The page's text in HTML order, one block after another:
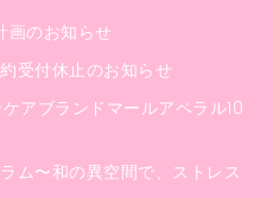
のお知らせ
受付休止のお知らせ
アブランドマールアペラル10
ム〜和の異空間で、ストレス